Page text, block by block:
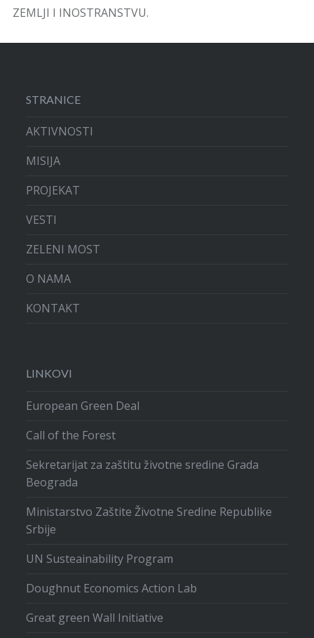
ZEMLJI I INOSTRANSTVU.
STRANICE
AKTIVNOSTI
MISIJA
PROJEKAT
VESTI
ZELENI MOST
O NAMA
KONTAKT
LINKOVI
European Green Deal
Call of the Forest
Sekretarijat za zaštitu životne sredine Grada
Beograda
Ministarstvo Zaštite Životne Sredine Republike
Srbije
UN Susteainability Program
Doughnut Economics Action Lab
Great green Wall Initiative